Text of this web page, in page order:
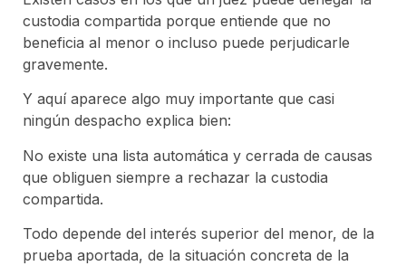
custodia compartida porque entiende que no
beneficia al menor o incluso puede perjudicarle
gravemente.
Y aquí aparece algo muy importante que casi
ningún despacho explica bien:
No existe una lista automática y cerrada de causas
que obliguen siempre a rechazar la custodia
compartida.
Todo depende del interés superior del menor, de la
prueba aportada, de la situación concreta de la